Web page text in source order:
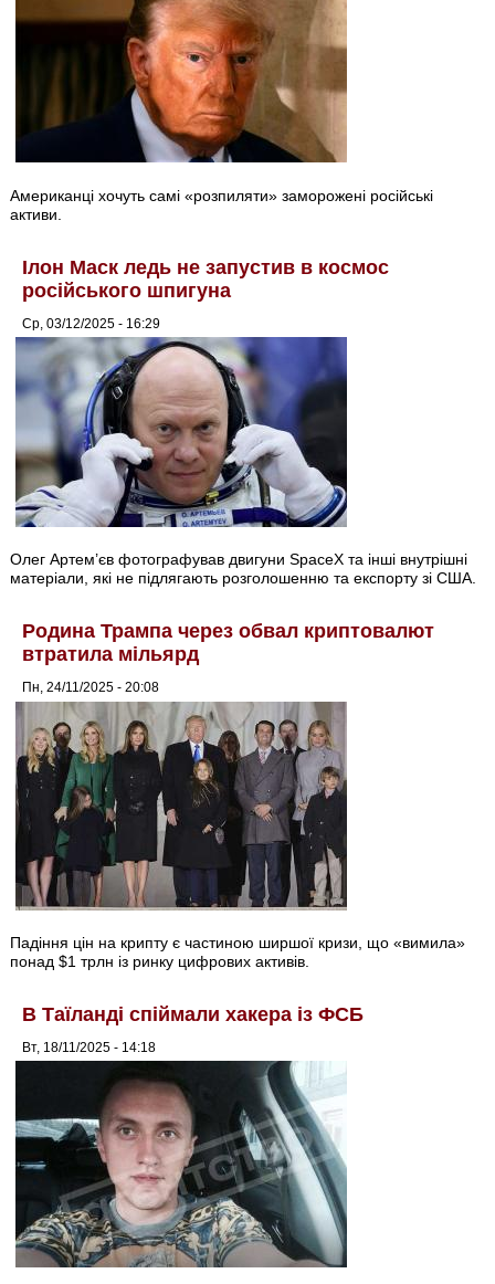
Американці хочуть самі «розпиляти» заморожені російські
активи.
Ілон Маск ледь не запустив в космос
російського шпигуна
Ср, 03/12/2025 - 16:29
Олег Артем’єв фотографував двигуни SpaceX та інші внутрішні
матеріали, які не підлягають розголошенню та експорту зі США.
Родина Трампа через обвал криптовалют
втратила мільярд
Пн, 24/11/2025 - 20:08
Падіння цін на крипту є частиною ширшої кризи, що «вимила»
понад $1 трлн із ринку цифрових активів.
В Таїланді спіймали хакера із ФСБ
Вт, 18/11/2025 - 14:18